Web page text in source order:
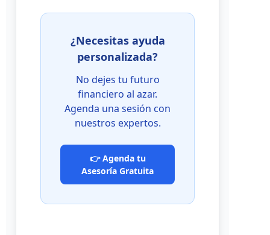
¿Necesitas ayuda
personalizada?
No dejes tu futuro
financiero al azar.
Agenda una sesión con
nuestros expertos.
👉 Agenda tu
Asesoría Gratuita